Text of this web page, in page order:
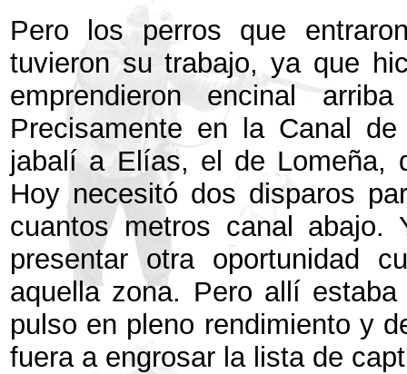
Pero los perros que
tuvieron su trabajo, ya que
emprendieron encinal
Precisamente en la Canal
jabalí a Elías, el de Lomeña,
Hoy necesitó dos disparos
cuantos metros canal
presentar otra oportunidad
aquella zona. Pero allí
pulso en pleno rendimiento y
fuera a engrosar la lista de